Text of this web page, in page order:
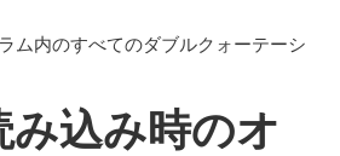
ム内のすべてのダブルクォーテーシ
み込み時のオ